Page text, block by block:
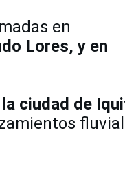
en
Lores, y en
ciudad de